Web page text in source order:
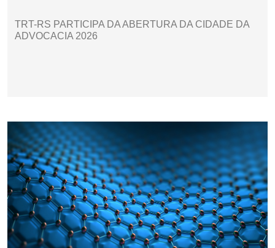
TRT-RS PARTICIPA DA ABERTURA DA CIDADE DA
ADVOCACIA 2026